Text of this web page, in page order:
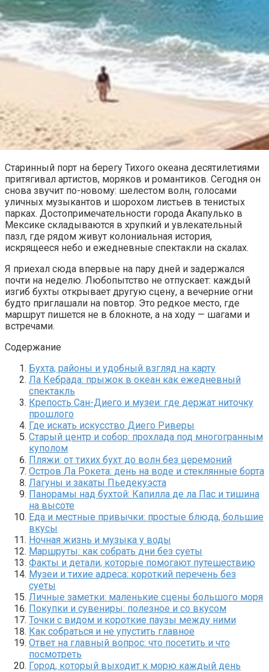
Старинный порт на берегу Тихого океана десятилетиями
притягивал артистов, моряков и романтиков. Сегодня он
снова звучит по-новому: шелестом волн, голосами
уличных музыкантов и шорохом листьев в тенистых
парках. Достопримечательности города Акапулько в
Мексике складываются в хрупкий и увлекательный
пазл, где рядом живут колониальная история,
искрящееся небо и ежедневные спектакли на скалах.
Я приехал сюда впервые на пару дней и задержался
почти на неделю. Любопытство не отпускает: каждый
изгиб бухты открывает другую сцену, а вечерние огни
будто приглашали на повтор. Это редкое место, где
маршрут пишется не в блокноте, а на ходу — шагами и
встречами.
Содержание
Бухта, районы и удобный взгляд на карту
Ла Кебрада: прыжок в океан как ежедневный
спектакль
Крепость Сан-Диего и музеи: где держат ниточку
прошлого
Где искать искусство Диего Риверы
Старый центр и собор: прохлада под многогранным
куполом
Пляжи: от тихих бухт до волн без церемоний
Остров Ла Рокета: день на воде и стеклянные борта
Лагуны и закаты Пьедекуэста
Панорамы над бухтой: Капилла де ла Пас и тишина
на высоте
Еда и местные привычки: простые блюда, большие
вкусы
Ночная жизнь и музыка у воды
Маршруты: как собрать дни без суеты
Факты и детали, которые помогают путешествию
Музеи и тихие адреса: короткий перечень без
суеты
Личные заметки: маленькие сцены большого моря
Покупки и сувениры: полезное и со вкусом
Точки с видом и короткие паузы между ними
Как собраться и не упустить главное
Ответ на главный вопрос: что посетить и что
посмотреть
Город, который выходит к морю каждый день